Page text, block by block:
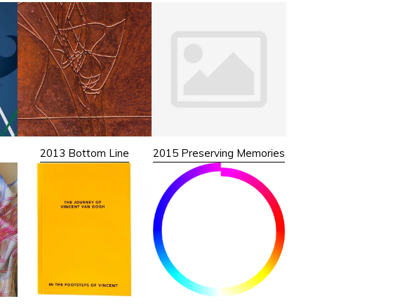
2013 Bottom Line 2015 Preserving Memories